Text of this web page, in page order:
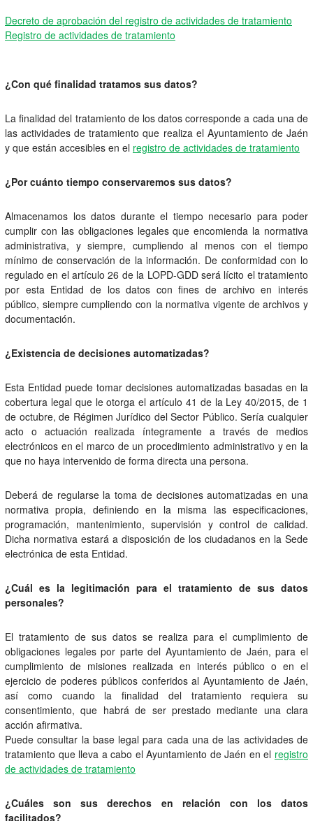
Decreto de aprobación del registro de actividades de tratamiento
Registro de actividades de tratamiento
¿Con qué finalidad tratamos sus datos?
La finalidad del tratamiento de los datos corresponde a cada una de
las actividades de tratamiento que realiza el Ayuntamiento de Jaén
y que están accesibles en el registro de actividades de tratamiento
¿Por cuánto tiempo conservaremos sus datos?
Almacenamos los datos durante el tiempo necesario para poder
cumplir con las obligaciones legales que encomienda la normativa
administrativa, y siempre, cumpliendo al menos con el tiempo
mínimo de conservación de la información. De conformidad con lo
regulado en el artículo 26 de la LOPD-GDD será lícito el tratamiento
por esta Entidad de los datos con fines de archivo en interés
público, siempre cumpliendo con la normativa vigente de archivos y
documentación.
¿Existencia de decisiones automatizadas?
Esta Entidad puede tomar decisiones automatizadas basadas en la
cobertura legal que le otorga el artículo 41 de la Ley 40/2015, de 1
de octubre, de Régimen Jurídico del Sector Público. Sería cualquier
acto o actuación realizada íntegramente a través de medios
electrónicos en el marco de un procedimiento administrativo y en la
que no haya intervenido de forma directa una persona.
Deberá de regularse la toma de decisiones automatizadas en una
normativa propia, definiendo en la misma las especificaciones,
programación, mantenimiento, supervisión y control de calidad.
Dicha normativa estará a disposición de los ciudadanos en la Sede
electrónica de esta Entidad.
¿Cuál es la legitimación para el tratamiento de sus datos
personales?
El tratamiento de sus datos se realiza para el cumplimiento de
obligaciones legales por parte del Ayuntamiento de Jaén, para el
cumplimiento de misiones realizada en interés público o en el
ejercicio de poderes públicos conferidos al Ayuntamiento de Jaén,
así como cuando la finalidad del tratamiento requiera su
consentimiento, que habrá de ser prestado mediante una clara
acción afirmativa.
Puede consultar la base legal para cada una de las actividades de
tratamiento que lleva a cabo el Ayuntamiento de Jaén en el registro
de actividades de tratamiento
¿Cuáles son sus derechos en relación con los datos
facilitados?